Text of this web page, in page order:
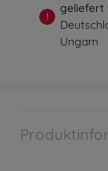
!
geliefert
Ungarn